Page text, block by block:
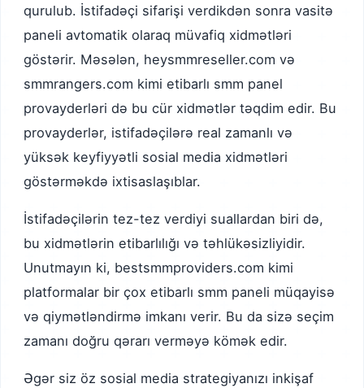
qurulub. İstifadəçi sifarişi verdikdən sonra vasitə
paneli avtomatik olaraq müvafiq xidmətləri
göstərir. Məsələn, heysmmreseller.com və
smmrangers.com kimi etibarlı smm panel
provayderləri də bu cür xidmətlər təqdim edir. Bu
provayderlər, istifadəçilərə real zamanlı və
yüksək keyfiyyətli sosial media xidmətləri
göstərməkdə ixtisaslaşıblar.
İstifadəçilərin tez-tez verdiyi suallardan biri də,
bu xidmətlərin etibarlılığı və təhlükəsizliyidir.
Unutmayın ki, bestsmmproviders.com kimi
platformalar bir çox etibarlı smm paneli müqayisə
və qiymətləndirmə imkanı verir. Bu da sizə seçim
zamanı doğru qərarı verməyə kömək edir.
Əgər siz öz sosial media strategiyanızı inkişaf